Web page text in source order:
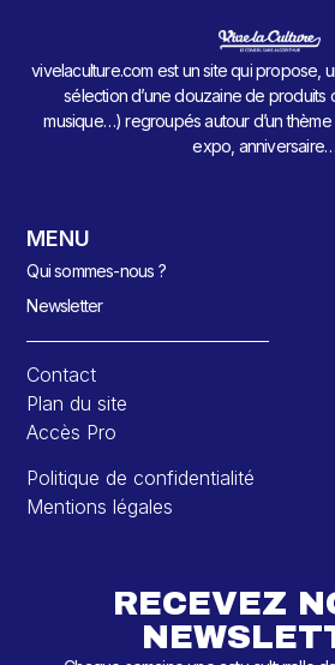
vivelaculture.com est un site qui propose,
sélection d’une douzaine de produits
musique…) regroupés autour d’un thème
expo,
MENU
Qui sommes-nous ?
Newsletter
Contact
Plan du site
Accès Pro
Politique de confidentialité
Mentions légales
RECEVEZ